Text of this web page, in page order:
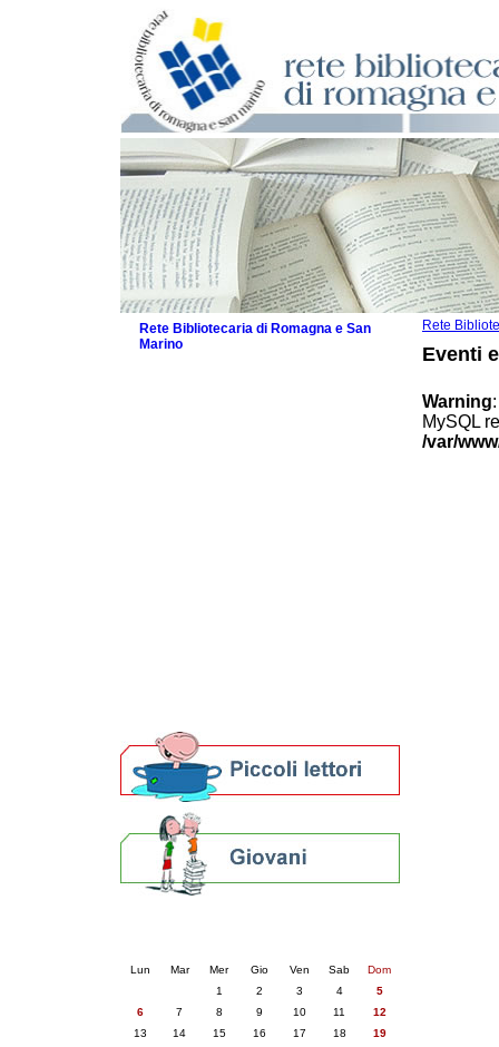
Rete
Eventi
Warning
MySQL
/var/
Rete Bibliotecaria di Romagna e San
Marino
Lun Mar Mer Gio Ven Sab
Dom
1
2 3 4
5
6
7 8 9 10 11
12
13
14 15 16 17 18
19